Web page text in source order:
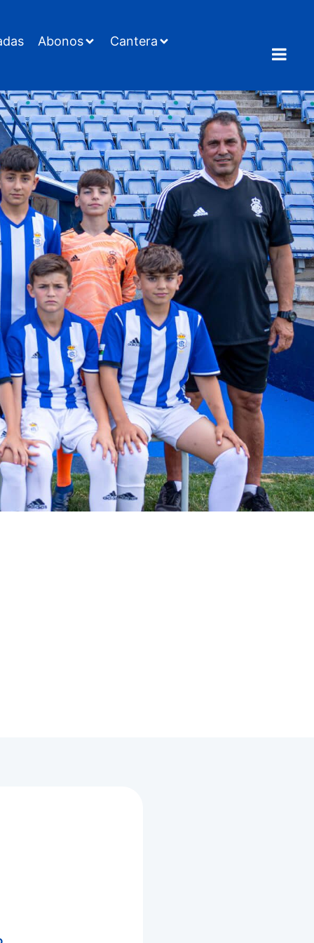
Abonos Cantera